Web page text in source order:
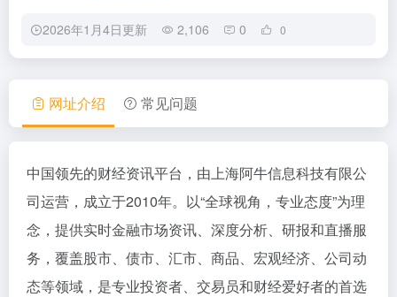
2026年1月4日更新 2,106 0 0
网址介绍 常见问题
中国领先的财经资讯平台，由上海阿牛信息科技有限公
司运营，成立于2010年。以“全球视角，专业态度”为理
念，提供实时金融市场资讯、深度分析、研报和直播服
务，覆盖股市、债市、汇市、商品、宏观经济、公司动
态等领域，是专业投资者、交易员和财经爱好者的首选